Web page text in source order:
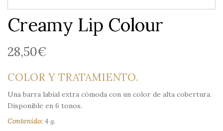
Creamy Lip Colour
28,50€
COLOR Y TRATAMIENTO.
Una barra labial extra cómoda con un color de alta cobertura.
Disponible en 6 tonos.
Contenido: 4 g.